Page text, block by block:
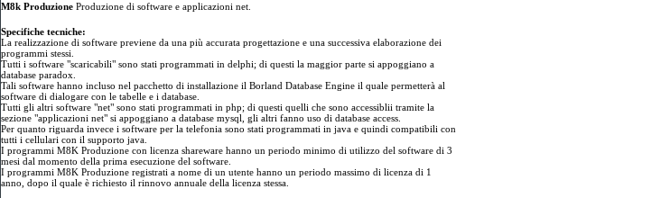
M8k ProduzioneProduzione di software e applicazioni net.
Specifiche tecniche:
La realizzazione di software previene da una più accurata progettazione e una successiva elaborazione dei
programmi stessi.
Tutti i software "scaricabili" sono stati programmati in delphi; di questi la maggior parte si appoggiano a
database paradox.
Tali software hanno incluso nel pacchetto di installazione il Borland Database Engine il quale permetterà al
software di dialogare con le tabelle e i database.
Tutti gli altri software "net" sono stati programmati in php; di questi quelli che sono accessiblii tramite la
sezione "applicazioni net" si appoggiano a database mysql, gli altri fanno uso di database access.
Per quanto riguarda invece i software per la telefonia sono stati programmati in java e quindi compatibili con
tutti i cellulari con il supporto java.
I programmi M8K Produzione con licenza shareware hanno un periodo minimo di utilizzo del software di 3
mesi dal momento della prima esecuzione del software.
I programmi M8K Produzione registrati a nome di un utente hanno un periodo massimo di licenza di 1
anno, dopo il quale è richiesto il rinnovo annuale della licenza stessa.